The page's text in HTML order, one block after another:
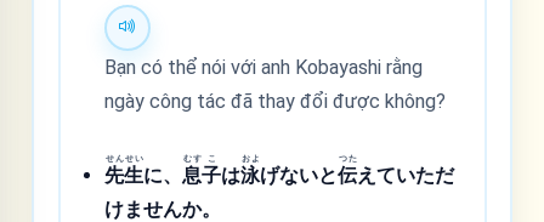
Bạn có thể nói với anh Kobayashi rằng
ngày công tác đã thay đổi được không?
先
せん
生
せい
に、 息
むす
子
こ
は泳
およ
げないと伝
つた
えていただ
けませんか。